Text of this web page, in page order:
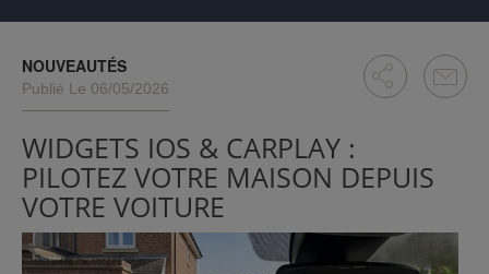
& SERVICES)
NOUVEAUTÉS
Publié Le 06/05/2026
WIDGETS IOS & CARPLAY :
PILOTEZ VOTRE MAISON DEPUIS
VOTRE VOITURE